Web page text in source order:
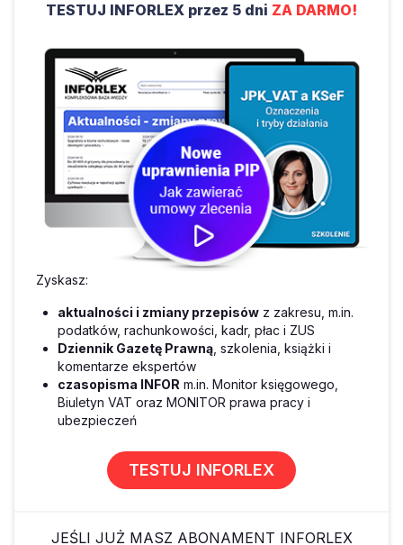
TESTUJ INFORLEX przez 5 dni ZA DARMO!
Zyskasz:
aktualności i zmiany przepisów z zakresu, m.in.
podatków, rachunkowości, kadr, płac i ZUS
Dziennik Gazetę Prawną , szkolenia, książki i
komentarze ekspertów
czasopisma INFOR m.in. Monitor księgowego,
Biuletyn VAT oraz MONITOR prawa pracy i
ubezpieczeń
TESTUJ INFORLEX
JEŚLI JUŻ MASZ ABONAMENT INFORLEX